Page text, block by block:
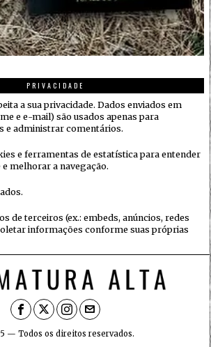
PRIVACIDADE
a sua privacidade. Dados enviados em
e e-mail) são usados apenas para
e administrar comentários.
e ferramentas de estatística para entender
melhorar a navegação.
de terceiros (ex.: embeds, anúncios, redes
informações conforme suas próprias
— Todos os direitos reservados.